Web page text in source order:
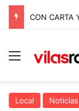
Menú
Local Noticias